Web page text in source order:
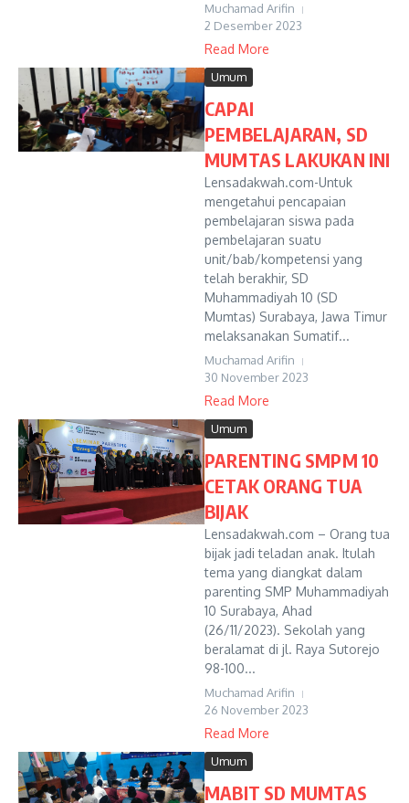
Muchamad Arifin
2 Desember 2023
Read More
Umum
CAPAI
PEMBELAJARAN, SD
MUMTAS LAKUKAN INI
Lensadakwah.com-Untuk
mengetahui pencapaian
pembelajaran siswa pada
pembelajaran suatu
unit/bab/kompetensi yang
telah berakhir, SD
Muhammadiyah 10 (SD
Mumtas) Surabaya, Jawa Timur
melaksanakan Sumatif...
Muchamad Arifin
30 November 2023
Read More
Umum
PARENTING SMPM 10
CETAK ORANG TUA
BIJAK
Lensadakwah.com – Orang tua
bijak jadi teladan anak. Itulah
tema yang diangkat dalam
parenting SMP Muhammadiyah
10 Surabaya, Ahad
(26/11/2023). Sekolah yang
beralamat di jl. Raya Sutorejo
98-100...
Muchamad Arifin
26 November 2023
Read More
Umum
MABIT SD MUMTAS